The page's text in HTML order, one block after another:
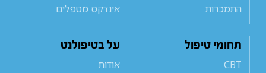
התמכרות
אינדקס מטפלים
תחומי טיפול
CBT
על בטיפולנט
אודות